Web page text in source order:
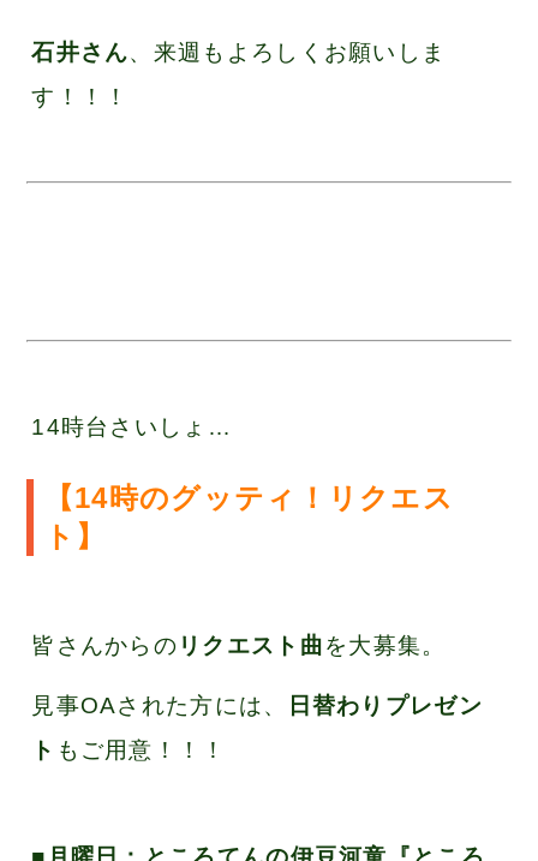
石井さん、来週もよろしくお願いしま
す！！！
14時台さいしょ…
【14時のグッティ！リクエス
ト】
皆さんからの リクエスト曲を大募集。
見事OAされた方には、
日替わりプレゼン
ト もご用意！！！